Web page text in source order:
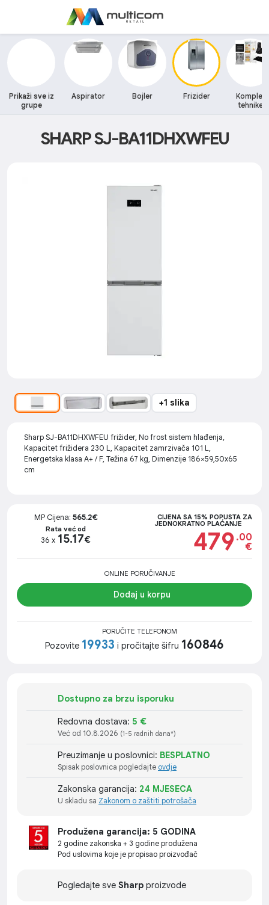
Prikaži sve iz
grupe
Aspirator Bojler Frizider
Komplet
tehnike
SHARP SJ-BA11DHXWFEU
+1 slika
Sharp SJ-BA11DHXWFEU frižider, No frost sistem hlađenja,
Kapacitet frižidera 230 L, Kapacitet zamrzivača 101 L,
Energetska klasa A+ / F, Težina 67 kg, Dimenzije 186×59,50x65
cm
MP Cijena: 565.2€
Rata već od
36 x 15.17€
CIJENA SA 15% POPUSTA ZA
JEDNOKRATNO PLAĆANJE
479 .00
€
ONLINE PORUČIVANJE
Dodaj u korpu
PORUČITE TELEFONOM
Pozovite 19933 i pročitajte šifru 160846
Dostupno za brzu isporuku
Redovna dostava: 5 €
Već od 10.8.2026 (1-5 radnih dana*)
Preuzimanje u poslovnici: BESPLATNO
Spisak poslovnica pogledajte ovdje
Zakonska garancija: 24 MJESECA
U skladu sa Zakonom o zaštiti potrošača
Produžena garancija: 5 GODINA
2 godine zakonska + 3 godine produžena
Pod uslovima koje je propisao proizvođač
Pogledajte sve Sharp proizvode